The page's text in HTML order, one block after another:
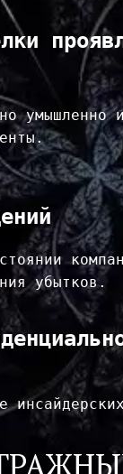
убытков.